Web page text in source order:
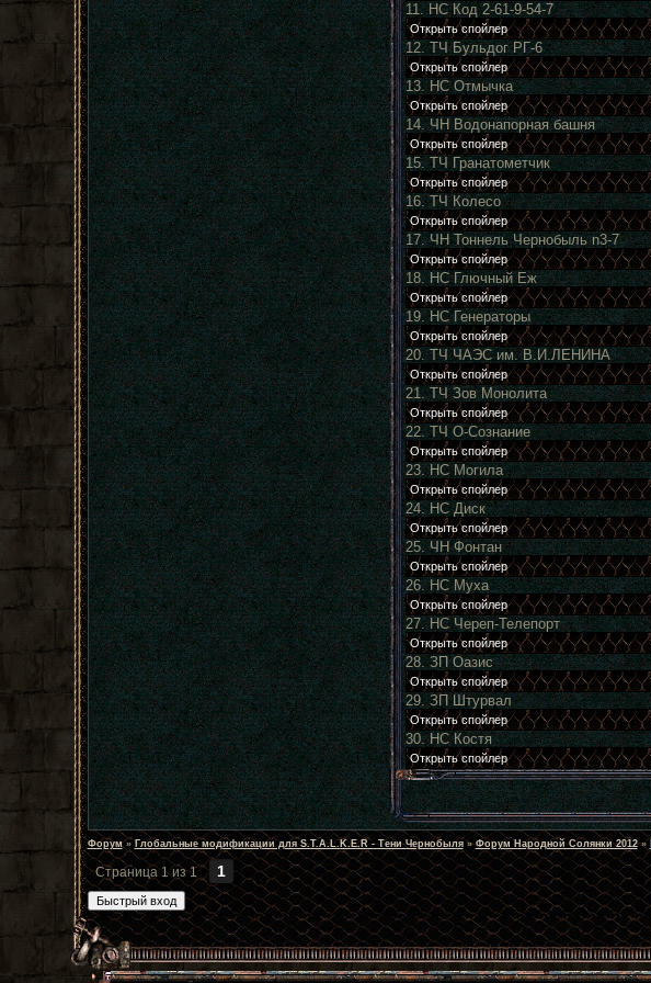
11. НС Код 2-61-9-54-7
12. ТЧ Бульдог РГ-6
13. НС Отмычка
14. ЧН Водонапорная башня
15. ТЧ Гранатометчик
16. ТЧ Колесо
17. ЧН Тоннель Чернобыль n3-7
18. НС Глючный Еж
19. НС Генераторы
20. ТЧ ЧАЭС им. В.И.ЛЕНИНА
21. ТЧ Зов Монолита
22. ТЧ О-Сознание
23. НС Могила
24. НС Диск
25. ЧН Фонтан
26. НС Муха
27. НС Череп-Телепорт
28. ЗП Оазис
29. ЗП Штурвал
30. НС Костя
Форум » Глобальные модификации для S.T.A.L.K.E.R - Тени Чернобыля » Форум Народной Солянки 2012 »
Страница1из1 1